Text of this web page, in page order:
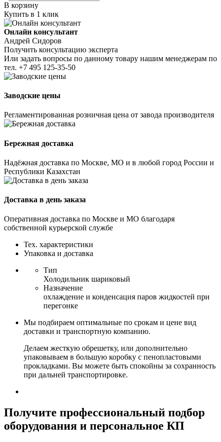
В корзину
Купить в 1 клик
Онлайн консультант
Андрей Сидоров
Получить консультацию эксперта
Или задать вопросы по данному товару нашим менеджерам по
тел. +7 495 125-35-50
Заводские цены
Регламентированная розничная цена от завода производителя
Бережная доставка
Надёжная доставка по Москве, МО и в любой город России и
Республики Казахстан
Доставка в день заказа
Оперативная доставка по Москве и МО благодаря
собственной курьерской службе
Тех. характеристики
Упаковка и доставка
Тип
Холодильник шариковый
Назначение
охлаждение и конденсация паров жидкостей при
перегонке
Мы подбираем оптимальные по срокам и цене вид
доставки и транспортную компанию.
Делаем жесткую обрешетку, или дополнительно
упаковываем в большую коробку с пенопластовыми
прокладками. Вы можете быть спокойны за сохранность
при дальней транспортировке.
Получите профессиональный подбор
оборудования и персональное КП